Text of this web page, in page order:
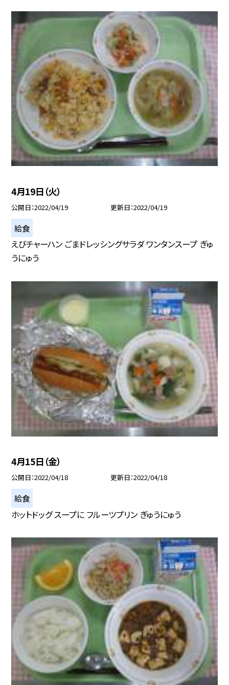
4月19日（火）
公開日 2022/04/19 更新日 2022/04/19
給食
えびチャーハン ごまドレッシングサラダ ワンタンスープ ぎゅ
うにゅう
4月15日（金）
公開日 2022/04/18 更新日 2022/04/18
給食
ホットドッグ スープに フルーツプリン ぎゅうにゅう